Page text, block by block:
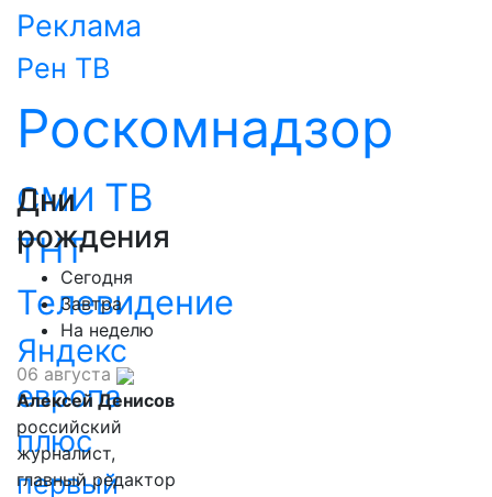
Реклама
Рен ТВ
Роскомнадзор
СМИ ТВ
ТНТ
Телевидение
Яндекс
европа
плюс
первый
Дни
рождения
Сегодня
Завтра
На неделю
06 августа
Алексей Денисов
российский
журналист,
главный редактор